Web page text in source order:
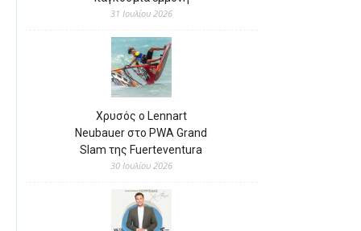
31 Ιουλίου 2026
Χρυσός ο Lennart
Neubauer στο PWA Grand
Slam της Fuerteventura
30 Ιουλίου 2026